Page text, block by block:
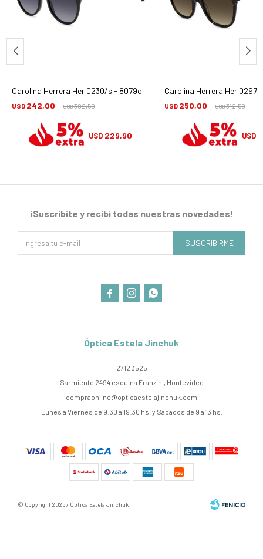
Carolina Herrera Her 0230/s - 8079o
USD 242,00 USD302,50
USD 229,90
Carolina Herrera Her
USD 250,00 USD312,50
USD
Óptica Estela Jinchuk
2712 3525
Sarmiento 2494 esquina Franzini, Montevideo
compraonline@opticaestelajinchuk.com
Lunes a Viernes de 9:30 a 19:30 hs. y Sábados de 9 a 13 hs.
¡Suscribite y recibí todas nuestras novedades!
SUSCRIBIRME
  
© Copyright 2026 / Óptica Estela Jinchuk